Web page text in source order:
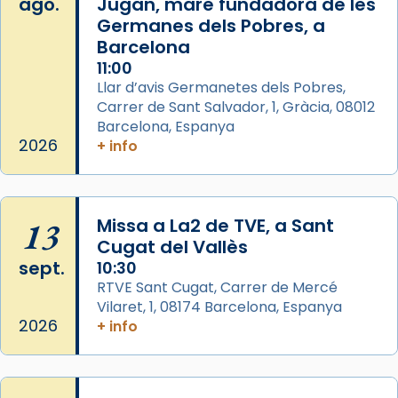
Aquest dilluns, 27 de juliol, ha tingut lloc la
missa d’acció de gràcies en agraïment al
comitè organitzador de la visita apostòlica
del Sant Pare Lleó XIV a Barcelona, i als
col·laboradors, a la Catedral de Barcelona.
L’arquebisbe de Barcelona, el cardenal Joan
Josep Omella, ha presidit la missa i l’ha
concelebrat el bisbe auxiliar de Barcelona,
Mons. David Abadías.
📸 Dr. G. Simón
View on Facebook · Share
Arquebisbat de Barcelona
Memòria de les santes Juliana i
2026
Germanes dels Pobres, a
Barcelona
11:00
Llar d’avis Germanetes dels Pobres,
Carrer de Sant Salvador, 1, Gràcia, 08012
Barcelona, Espanya
+ info
13
sept.
2026
Missa a La2 de TVE, a Sant
Cugat del Vallès
10:30
RTVE Sant Cugat, Carrer de Mercé
Vilaret, 1, 08174 Barcelona, Espanya
+ info